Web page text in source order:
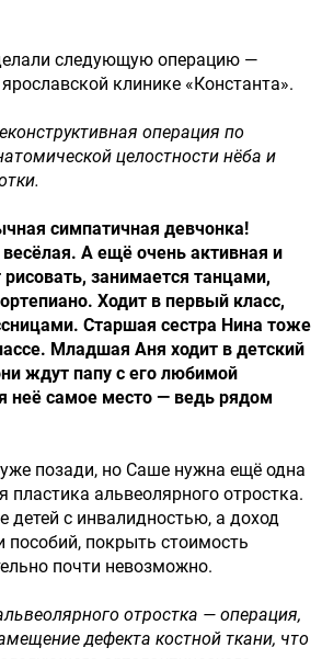
следующую операцию —
клинике «Константа».
операция по
целостности нёба и
симпатичная девчонка!
А ещё очень активная и
занимается танцами,
Ходит в первый класс,
Старшая сестра Нина тоже
Младшая Аня ходит в детский
ждут папу с его любимой
неё самое место — ведь рядом
позади, но Саше нужна ещё одна
пластика альвеолярного отростка.
детей с инвалидностью, а доход
пособий, покрыть стоимость
почти невозможно.
отростка — операция,
дефекта костной ткани, что